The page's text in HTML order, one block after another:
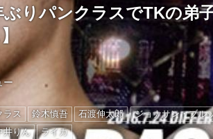
ぶりパンクラスでTKの弟
ー
ラス 鈴木慎吾 石渡伸太郎 ジョナサン・ブル
井りん ライカ